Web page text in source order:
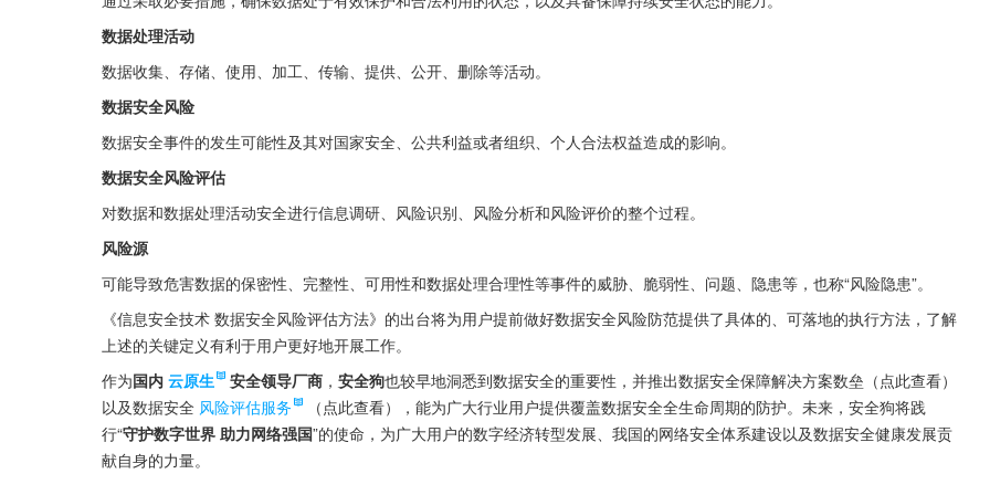
数据处理活动
数据收集、存储、使用、加工、传输、提供、公开、删除等活动。
数据安全风险
数据安全事件的发生可能性及其对国家安全、公共利益或者组织、个人合法权益造成的影响。
数据安全风险评估
对数据和数据处理活动安全进行信息调研、风险识别、风险分析和风险评价的整个过程。
风险源
可能导致危害数据的保密性、完整性、可用性和数据处理合理性等事件的威胁、脆弱性、问题、隐患等，也称“风险隐患”。
《信息安全技术 数据安全风险评估方法》的出台将为用户提前做好数据安全风险防范提供了具体的、可落地的执行方法，了解
上述的关键定义有利于用户更好地开展工作。
作为国内 云原生 安全领导厂商 ， 安全狗也较早地洞悉到数据安全的重要性，并推出数据安全保障解决方案数垒（点此查看）
以及数据安全 风险评估服务
（点此查看），能为广大行业用户提供覆盖数据安全全生命周期的防护。未来，安全狗将践
行“守护数字世界 助力网络强国”的使命，为广大用户的数字经济转型发展、我国的网络安全体系建设以及数据安全健康发展贡
献自身的力量。